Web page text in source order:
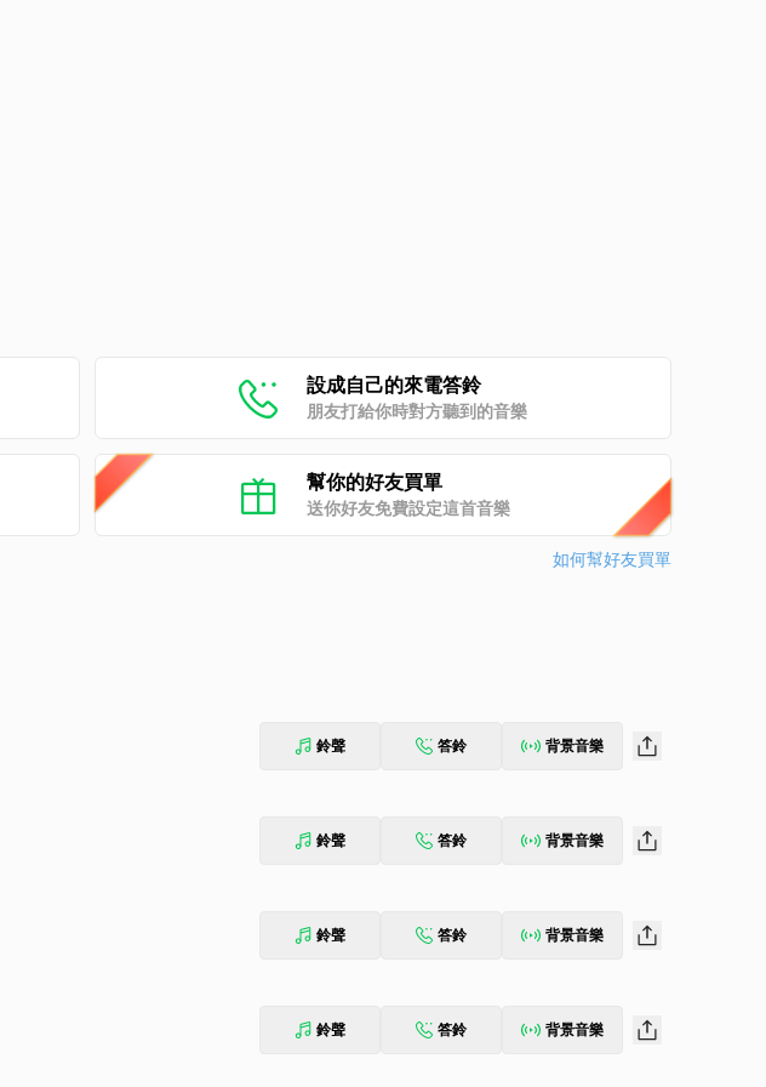
設成自己的來電答鈴
朋友打給你時對方聽到的音樂
幫你的好友買單
送你好友免費設定這首音樂
如何幫好友買單
鈴聲 答鈴 背景音樂
鈴聲 答鈴 背景音樂
鈴聲 答鈴 背景音樂
鈴聲 答鈴 背景音樂